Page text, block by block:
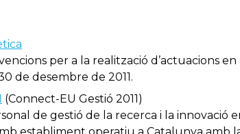
per a la realització d’actuacions en
de desembre de 2011.
(Connect-EU Gestió 2011)
de gestió de la recerca i la innovació